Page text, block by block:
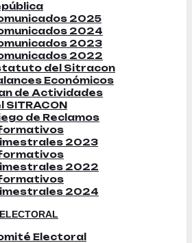
2025
2024
2023
2022
del Sitracon
Económicos
de Actividades
SITRACON
de Reclamos
2023
2022
2024
Electoral